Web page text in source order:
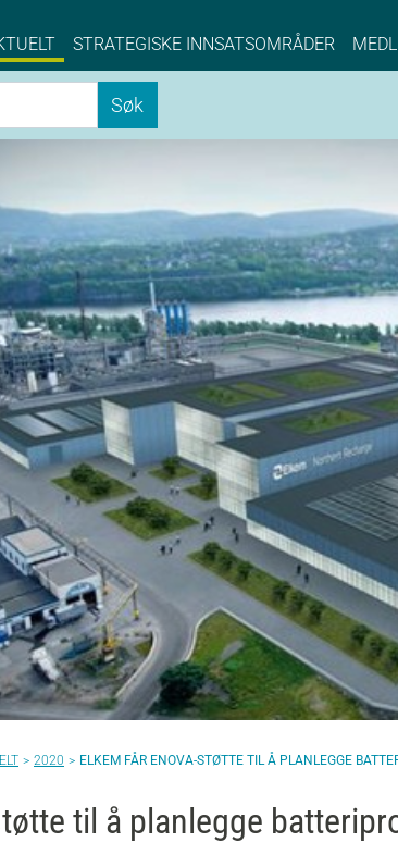
Cluster | NCE EYDE,
STRATEGISKE INNSATSOMRÅDER
Søk
2020 ELKEM FÅR ENOVA-STØTTE TIL Å PLANLEGGE
til å planlegge